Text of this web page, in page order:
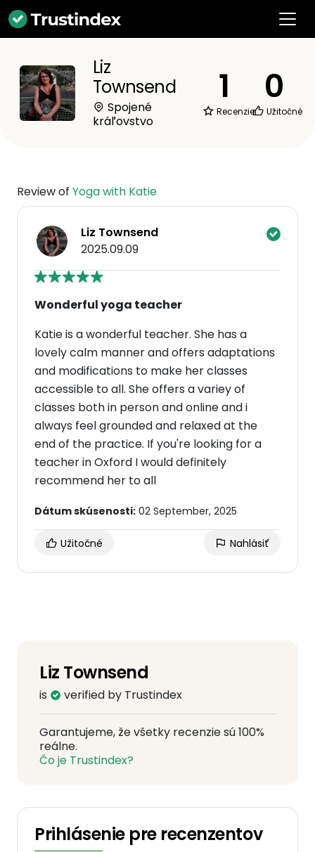
Liz
Townsend
Spojené
kráľovstvo
1
Recenzie
0
Užitočné
Review of Yoga with Katie
Liz Townsend
2025.09.09
Wonderful yoga teacher
Katie is a wonderful teacher. She has a
lovely calm manner and offers adaptations
and modifications to make her classes
accessible to all. She offers a variey of
classes both in person and online and i
always feel grounded and relaxed at the
end of the practice. If you're looking for a
teacher in Oxford I would definitely
recommend her to all
Dátum skúsenosti: 02 September, 2025
Užitočné Nahlásiť
Liz Townsend
is verified by Trustindex
Garantujeme, že všetky recenzie sú 100%
reálne.
Čo je Trustindex?
Prihlásenie pre recenzentov